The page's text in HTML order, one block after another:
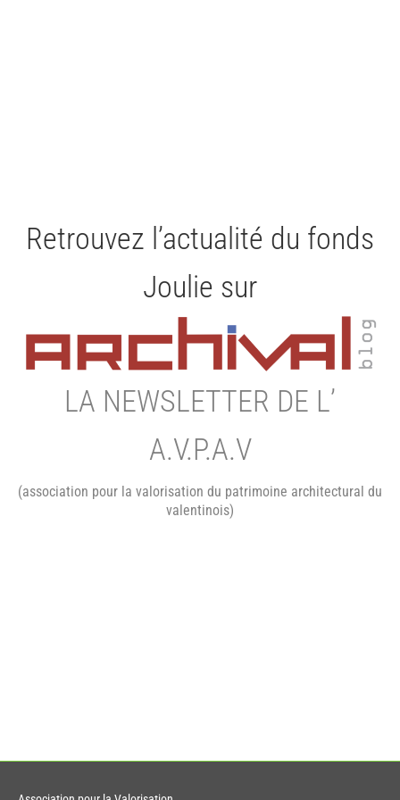
Retrouvez l’actualité du fonds
Joulie sur
LA NEWSLETTER DE L’
A.V.P.A.V
(association pour la valorisation du patrimoine architectural du
valentinois)